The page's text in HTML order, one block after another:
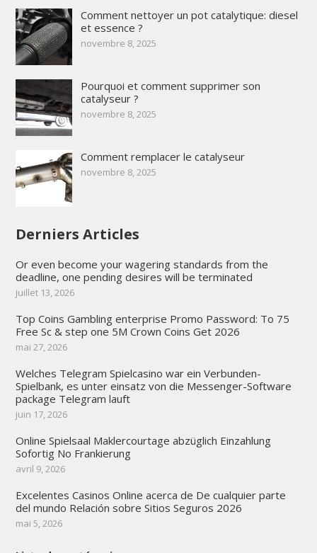
Comment nettoyer un pot catalytique: diesel
et essence ?
novembre 8, 2025
Pourquoi et comment supprimer son
catalyseur ?
novembre 8, 2025
Comment remplacer le catalyseur
novembre 8, 2025
Derniers Articles
Or even become your wagering standards from the
deadline, one pending desires will be terminated
juillet 13, 2026
Top Coins Gambling enterprise Promo Password: To 75
Free Sc & step one 5M Crown Coins Get 2026
mai 27, 2026
Welches Telegram Spielcasino war ein Verbunden-
Spielbank, es unter einsatz von die Messenger-Software
package Telegram lauft
juin 17, 2026
Online Spielsaal Maklercourtage abzüglich Einzahlung
Sofortig No Frankierung
avril 9, 2026
Excelentes Casinos Online acerca de De cualquier parte
del mundo Relación sobre Sitios Seguros 2026
mai 5, 2026